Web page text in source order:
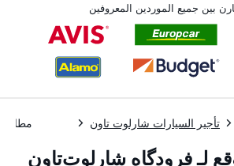
بين جميع الموردين المعروفين
تأجير السيارات شارلوت تاون مطار
لـ فرودگاه شارلوت‌تاون